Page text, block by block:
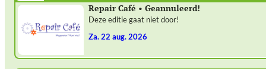
Repair Café • Geannuleerd!
Deze editie gaat niet door!
za. 22 aug. 2026